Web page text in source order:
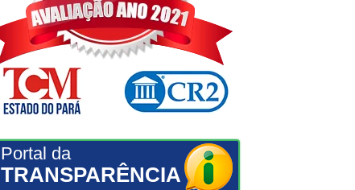
Portal da
TRANSPARÊNCIA